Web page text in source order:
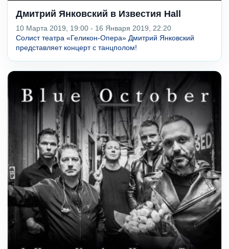
Дмитрий Янковский в Известия Hall
10 Марта 2019, 19:00 - 16 Января 2019, 22:20
Солист театра «Геликон-Опера» Дмитрий Янковский
представляет концерт с танцполом!